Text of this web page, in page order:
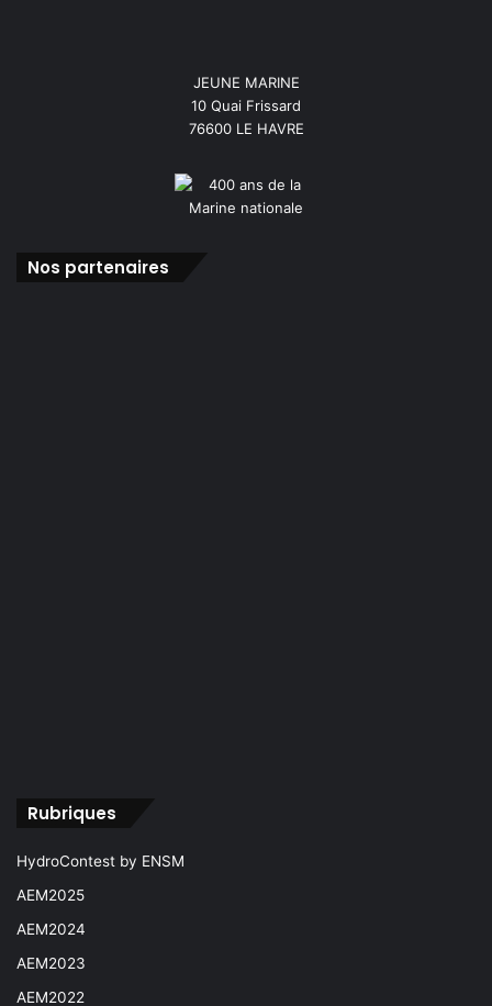
JEUNE MARINE
10 Quai Frissard
76600 LE HAVRE
Nos partenaires
Rubriques
HydroContest by ENSM
AEM2025
AEM2024
AEM2023
AEM2022